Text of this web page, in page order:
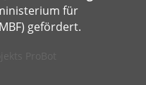
für
gefördert.